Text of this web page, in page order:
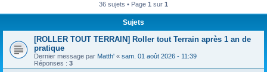
36 sujets • Page 1 sur 1
Sujets
[ROLLER TOUT TERRAIN] Roller tout Terrain après 1 an de
pratique
Dernier message par Matth' « sam. 01 août 2026 - 11:39
Réponses : 3